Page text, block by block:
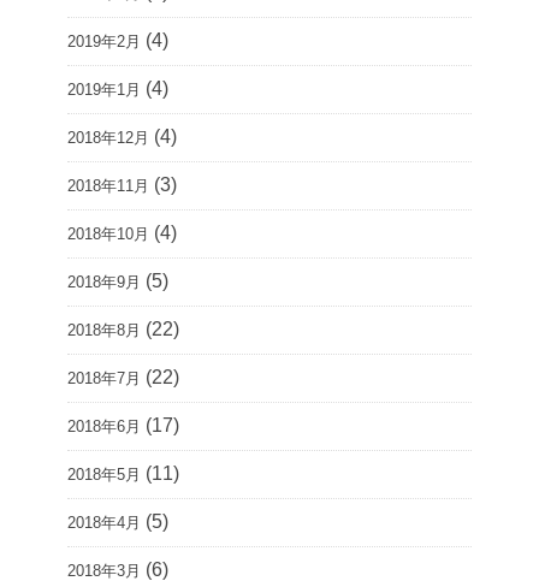
2019年2月 (4)
2019年1月 (4)
2018年12月 (4)
2018年11月 (3)
2018年10月 (4)
2018年9月 (5)
2018年8月 (22)
2018年7月 (22)
2018年6月 (17)
2018年5月 (11)
2018年4月 (5)
2018年3月 (6)